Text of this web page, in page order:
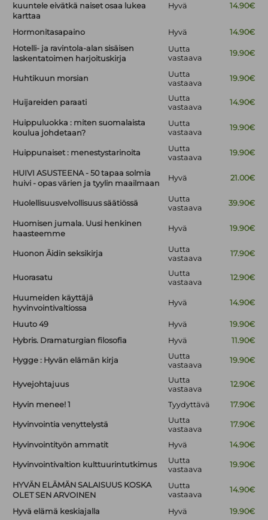
kuuntele eivätkä naiset osaa lukea
karttaa
Hyvä 14.90€
Hormonitasapaino Hyvä
14.90€
Hotelli- ja ravintola-alan sisäisen
laskentatoimen harjoituskirja
Uutta
vastaava
19.90€
Huhtikuun morsian
Uutta
vastaava
19.90€
Huijareiden paraati
Uutta
vastaava
14.90€
Huippuluokka : miten suomalaista
koulua johdetaan?
Uutta
vastaava
19.90€
Huippunaiset : menestystarinoita
Uutta
vastaava
19.90€
HUIVI ASUSTEENA - 50 tapaa solmia
huivi - opas värien ja tyylin maailmaan
Hyvä 21.00€
Huolellisuusvelvollisuus säätiössä
Uutta
vastaava
39.90€
Huomisen jumala. Uusi henkinen
haasteemme
Hyvä 19.90€
Huonon Äidin seksikirja
Uutta
vastaava
17.90€
Huorasatu
Uutta
vastaava
12.90€
Huumeiden käyttäjä
hyvinvointivaltiossa
Hyvä 14.90€
Huuto 49 Hyvä
19.90€
Hybris. Dramaturgian filosofia
Hyvä 11.90€
Hygge : Hyvän elämän kirja
Uutta
vastaava
19.90€
Hyvejohtajuus
Uutta
vastaava
12.90€
Hyvin menee! 1 Tyydyttävä 17.90€
Hyvinvointia venyttelystä
Uutta
vastaava
17.90€
Hyvinvointityön ammatit Hyvä 14.90€
Hyvinvointivaltion kulttuurintutkimus
Uutta
vastaava
19.90€
HYVÄN ELÄMÄN SALAISUUS KOSKA
OLET SEN ARVOINEN
Uutta
vastaava
14.90€
Hyvä elämä keskiajalla Hyvä
19.90€